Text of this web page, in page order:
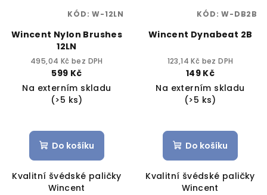
Wincent Nylon Brushes
12LN
495,04 Kč bez DPH
599 Kč
Na externím skladu
(>5 ks)
Do košíku
Kvalitní švédské paličky
Wincent
KÓD:W-12LN
Wincent Dynabeat 2B
123,14 Kč bez DPH
149 Kč
Na externím skladu
(>5 ks)
Do košíku
Kvalitní švédské paličky
Wincent
KÓD:W-DB2B